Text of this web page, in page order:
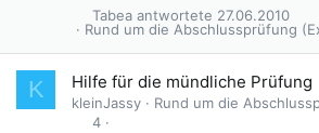
Rund um die Abschlussprüfung
27.06.2010
Tabea
K Hilfe für die mündliche Prüfung
kleinJassy
Rund um die
4